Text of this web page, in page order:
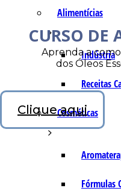
Alimentícias
Indústria
Receitas
Cosméticas
Fórmulas
CURSO DE
Aprenda a
dos Óleos
Clique aqui